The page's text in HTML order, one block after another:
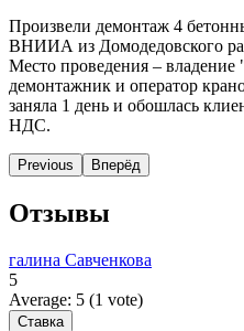
Произвели демонтаж 4
ВНИИА из Домодедовского
Место проведения –
демонтажник и оператор
заняла 1 день и обошлась
НДС.
Previous Вперёд
Отзывы
галина Савченкова
5
Average: 5 (1 vote)